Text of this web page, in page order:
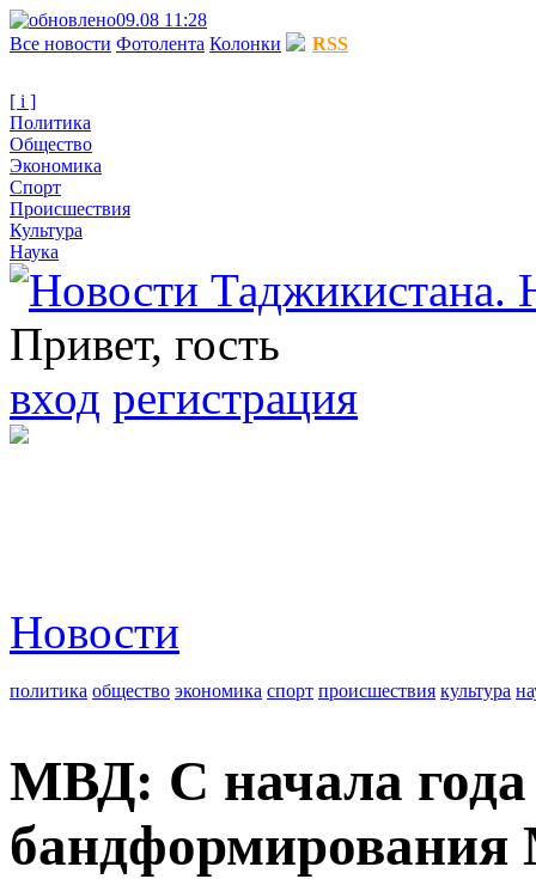
09.08 11:28
Все новости Фотолента Колонки RSS
[ i ]
Политика
Общество
Экономика
Спорт
Происшествия
Культура
Наука
Привет, гость
вход регистрация
Новости
политика общество экономика спорт происшествия культура
МВД: С начала года
бандформирования